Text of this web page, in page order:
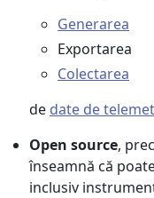
Generarea
Exportarea
Colectarea
de date de
Open source,
înseamnă că
inclusiv